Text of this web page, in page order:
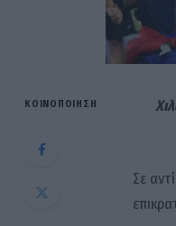
ΚΟΙΝΟΠΟΊΗΣΗ
Σε